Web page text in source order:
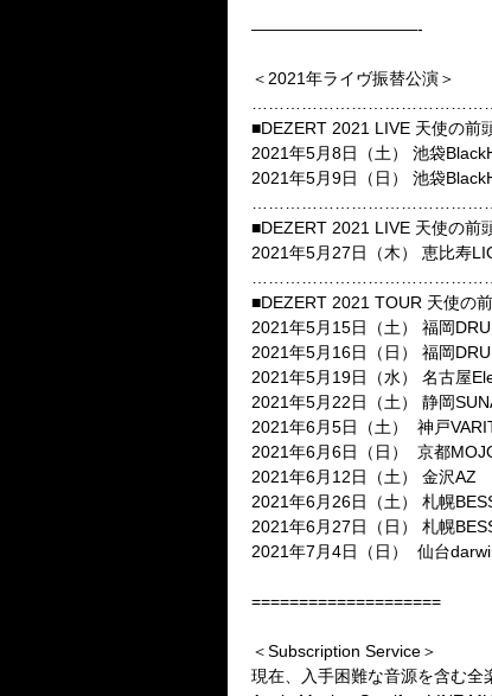
——————————-
＜2021年ライヴ振替公演＞
■DEZERT 2021 LIVE 天使の前
2021年5月8日（土） 池袋
2021年5月9日（日） 池袋
■DEZERT 2021 LIVE 天使の前
2021年5月 27日（木） 恵比寿
■DEZERT 2021 TOUR 天使の
2021年5月 15日（土） 福岡
2021年5月 16日（日） 福岡
2021年5月 19日（水） 名古屋
2021年5月 22日（土） 静岡
2021年6月5日（土） 神戸
2021年6月6日（日） 京都
2021年6月 12日（土） 金沢AZ
2021年6月 26日（土） 札幌
2021年6月 27日（日） 札幌
2021年7 月4日（日） 仙台
====================
＜Subscription Service＞
現在、入手困難な音源を含む全